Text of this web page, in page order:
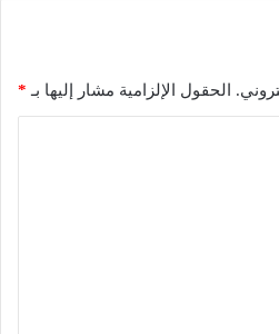
الحقول الإلزامية مشار إليها بـ *